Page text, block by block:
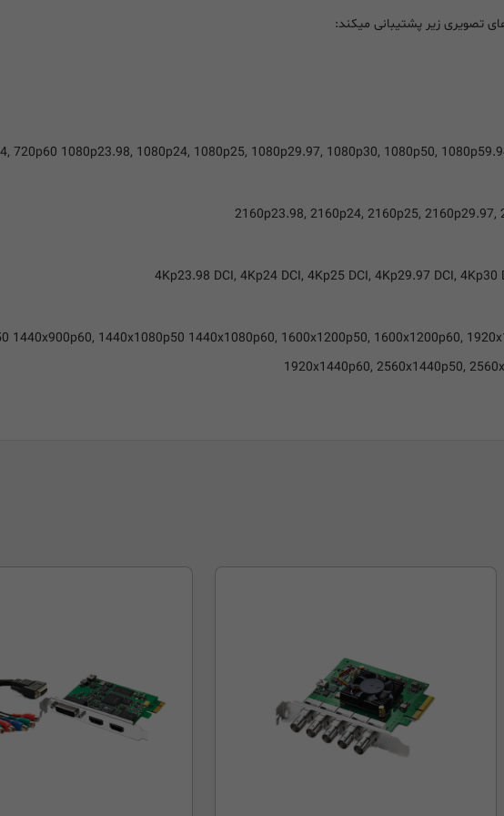
720p60 1080p23.98, 1080p24, 1080p25, 1080p29.97, 1080p30, 1080p50,
2160p23.98, 2160p24, 2160p25,
4Kp23.98 DCI, 4Kp24 DCI, 4Kp25 DCI, 4Kp29.97 DCI,
1440x900p60, 1440x1080p50 1440x1080p60, 1600x1200p50, 1600x1200p60,
1920x1440p60, 2560x1440p50,